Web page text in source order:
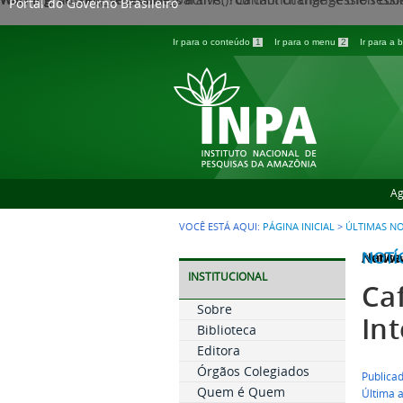
Ir para o conteúdo 1 Ir para o menu 2 Ir para a
VOCÊ ESTÁ AQUI: PÁGINA INICIAL > ÚLTIMAS
INSTITUCIONAL
Sobre
Biblioteca
Editora
Órgãos Colegiados
Quem é Quem
Notice
/var/
Última